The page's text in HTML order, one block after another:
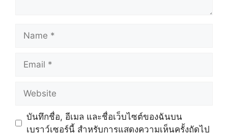
บันทึกชื่อ, อีเมล และชื่อเว็บไซต์ของฉันบน
เบราว์เซอร์นี้ สำหรับการแสดงความเห็นครั้งถัดไป